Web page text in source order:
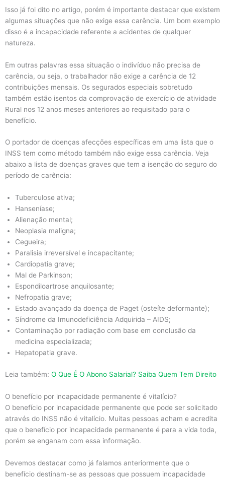
Isso já foi dito no artigo, porém é importante destacar que existem
algumas situações que não exige essa carência. Um bom exemplo
disso é a incapacidade referente a acidentes de qualquer
natureza.
Em outras palavras essa situação o indivíduo não precisa de
carência, ou seja, o trabalhador não exige a carência de 12
contribuições mensais. Os segurados especiais sobretudo
também estão isentos da comprovação de exercício de atividade
Rural nos 12 anos meses anteriores ao requisitado para o
benefício.
O portador de doenças afecções específicas em uma lista que o
INSS tem como método também não exige essa carência. Veja
abaixo a lista de doenças graves que tem a isenção do seguro do
período de carência:
Tuberculose ativa;
Hanseníase;
Alienação mental;
Neoplasia maligna;
Cegueira;
Paralisia irreversível e incapacitante;
Cardiopatia grave;
Mal de Parkinson;
Espondiloartrose anquilosante;
Nefropatia grave;
Estado avançado da doença de Paget (osteíte deformante);
Síndrome da Imunodeficiência Adquirida – AIDS;
Contaminação por radiação com base em conclusão da
medicina especializada;
Hepatopatia grave.
Leia também: O Que É O Abono Salarial? Saiba Quem Tem Direito
O benefício por incapacidade permanente é vitalício?
O benefício por incapacidade permanente que pode ser solicitado
através do INSS não é vitalício. Muitas pessoas acham e acredita
que o benefício por incapacidade permanente é para a vida toda,
porém se enganam com essa informação.
Devemos destacar como já falamos anteriormente que o
benefício destinam-se as pessoas que possuem incapacidade